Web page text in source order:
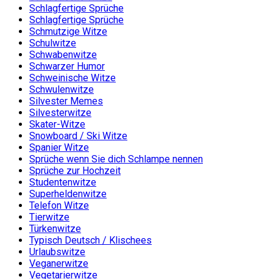
Schlagfertige Sprüche
Schlagfertige Sprüche
Schmutzige Witze
Schulwitze
Schwabenwitze
Schwarzer Humor
Schweinische Witze
Schwulenwitze
Silvester Memes
Silvesterwitze
Skater-Witze
Snowboard / Ski Witze
Spanier Witze
Sprüche wenn Sie dich Schlampe nennen
Sprüche zur Hochzeit
Studentenwitze
Superheldenwitze
Telefon Witze
Tierwitze
Türkenwitze
Typisch Deutsch / Klischees
Urlaubswitze
Veganerwitze
Vegetarierwitze